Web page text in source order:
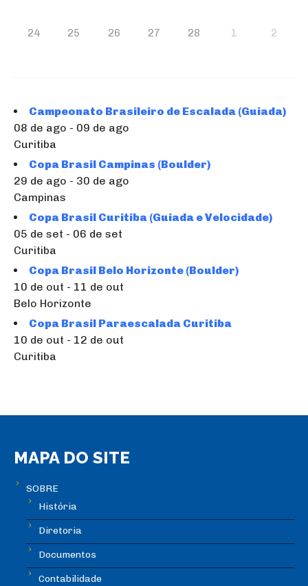
24 25 26 27 28 1 2
Campeonato Brasileiro de Escalada (Guiada)
08 de ago - 09 de ago
Curitiba
Copa Brasil Campinas (Boulder)
29 de ago - 30 de ago
Campinas
Copa Brasil Curitiba (Guiada e Velocidade)
05 de set - 06 de set
Curitiba
Copa Brasil Belo Horizonte (Boulder)
10 de out - 11 de out
Belo Horizonte
Copa Brasil Paraescalada Curitiba
10 de out - 12 de out
Curitiba
MAPA DO SITE
SOBRE
História
Diretoria
Documentos
Contabilidade